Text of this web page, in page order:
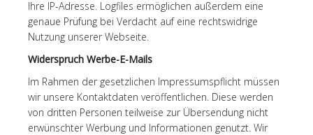
Ihre IP-Adresse. Logfiles ermöglichen außerdem eine
genaue Prüfung bei Verdacht auf eine rechtswidrige
Nutzung unserer Webseite.
Widerspruch Werbe-E-Mails
Im Rahmen der gesetzlichen Impressumspflicht müssen
wir unsere Kontaktdaten veröffentlichen. Diese werden
von dritten Personen teilweise zur Übersendung nicht
erwünschter Werbung und Informationen genutzt. Wir